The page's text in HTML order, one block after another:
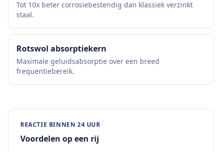
Tot 10x beter corrosiebestendig dan klassiek verzinkt
staal.
Rotswol absorptiekern
Maximale geluidsabsorptie over een breed
frequentiebereik.
REACTIE BINNEN 24 UUR
Voordelen op een rij